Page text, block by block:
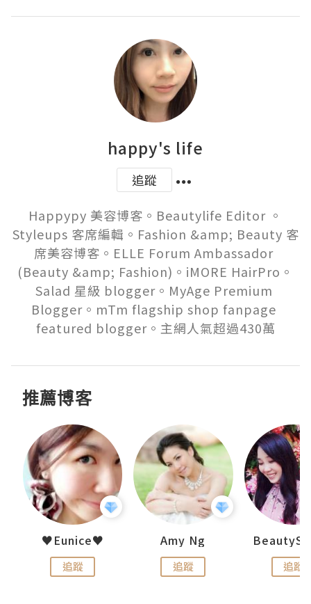
happy's life
追蹤
Happypy 美容博客。Beautylife Editor 。
Styleups 客席編輯。Fashion &amp; Beauty 客
席美容博客。ELLE Forum Ambassador
(Beauty &amp; Fashion)。iMORE HairPro。
Salad 星級 blogger。MyAge Premium
Blogger。mTm flagship shop fanpage
featured blogger。主網人氣超過430萬
推薦博客
♥Eunice♥
追蹤
Amy Ng
追蹤 追蹤